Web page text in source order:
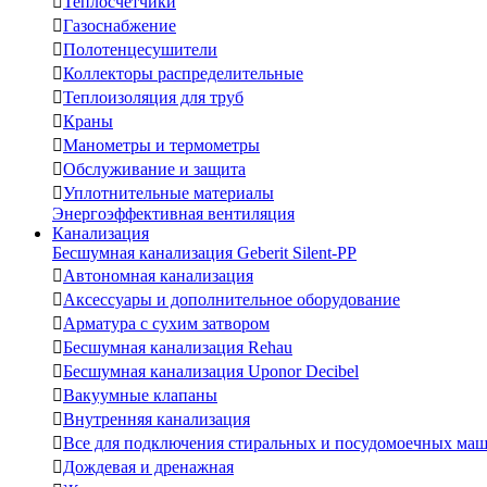
Газоснабжение
Полотенцесушители
Коллекторы распределительные
Теплоизоляция для труб
Краны
Манометры и термометры
Обслуживание и защита
Уплотнительные материалы
Энергоэффективная вентиляция
Канализация
Бесшумная канализация Geberit Silent-PP
Автономная канализация
Аксессуары и дополнительное оборудование
Арматура с сухим затвором
Бесшумная канализация Rehau
Бесшумная канализация Uponor Decibel
Вакуумные клапаны
Внутренняя канализация
Все для подключения стиральных и посудомоечных
Дождевая и дренажная